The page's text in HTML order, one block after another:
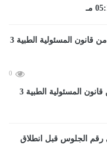
0
الحكومة: مد المدة المحددة بالمادة الثانية من قانون المسئولية الطبية 3